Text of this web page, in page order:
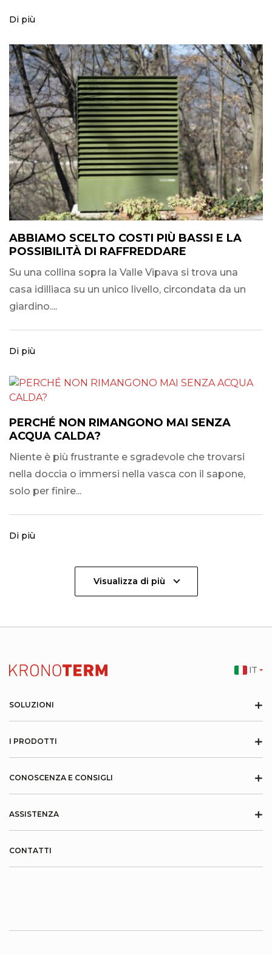
Di più
ABBIAMO SCELTO COSTI PIÙ BASSI E LA
POSSIBILITÀ DI RAFFREDDARE
Su una collina sopra la Valle Vipava si trova una
casa idilliaca su un unico livello, circondata da un
giardino....
Di più
PERCHÉ NON RIMANGONO MAI SENZA
ACQUA CALDA?
Niente è più frustrante e sgradevole che trovarsi
nella doccia o immersi nella vasca con il sapone,
solo per finire...
Di più
Visualizza di più
SOLUZIONI +
I PRODOTTI +
CONOSCENZA E CONSIGLI +
ASSISTENZA +
CONTATTI
IT